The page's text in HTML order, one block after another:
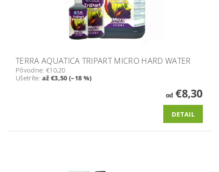
TERRA AQUATICA TRIPART MICRO HARD WATER
Pôvodne: €10,20
Ušetríte:až €3,50 (–18 %)
od€8,30
DETAIL